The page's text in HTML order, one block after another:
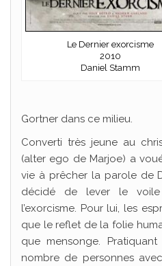
Le Dernier exorcisme
2010
Daniel Stamm
Gortner dans ce milieu.
Converti très jeune au
(alter ego de Marjoe) a
vie à prêcher la parole de
décidé de lever le
l’exorcisme. Pour lui, les
que le reflet de la folie
que mensonge.
nombre de personnes